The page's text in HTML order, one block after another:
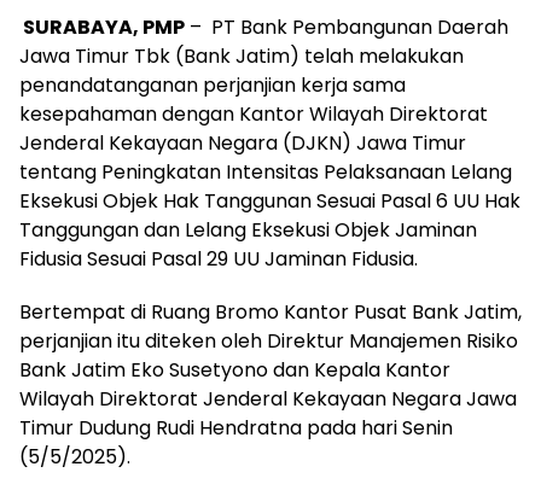
SURABAYA, PMP – PT Bank Pembangunan Daerah
Jawa Timur Tbk (Bank Jatim) telah melakukan
penandatanganan perjanjian kerja sama
kesepahaman dengan Kantor Wilayah Direktorat
Jenderal Kekayaan Negara (DJKN) Jawa Timur
tentang Peningkatan Intensitas Pelaksanaan Lelang
Eksekusi Objek Hak Tanggunan Sesuai Pasal 6 UU Hak
Tanggungan dan Lelang Eksekusi Objek Jaminan
Fidusia Sesuai Pasal 29 UU Jaminan Fidusia.
Bertempat di Ruang Bromo Kantor Pusat Bank Jatim,
perjanjian itu diteken oleh Direktur Manajemen Risiko
Bank Jatim Eko Susetyono dan Kepala Kantor
Wilayah Direktorat Jenderal Kekayaan Negara Jawa
Timur Dudung Rudi Hendratna pada hari Senin
(5/5/2025).